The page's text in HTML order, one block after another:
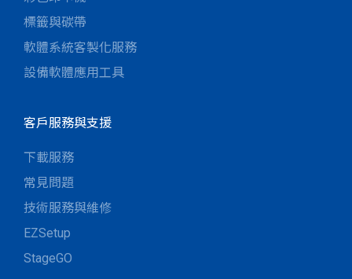
標籤與碳帶
軟體系統客製化服務
設備軟體應用工具
客戶服務與支援
下載服務
常見問題
技術服務與維修
EZSetup
StageGO